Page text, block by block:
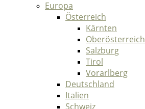
Europa
Österreich
Kärnten
Oberösterreich
Salzburg
Tirol
Vorarlberg
Deutschland
Italien
Schweiz